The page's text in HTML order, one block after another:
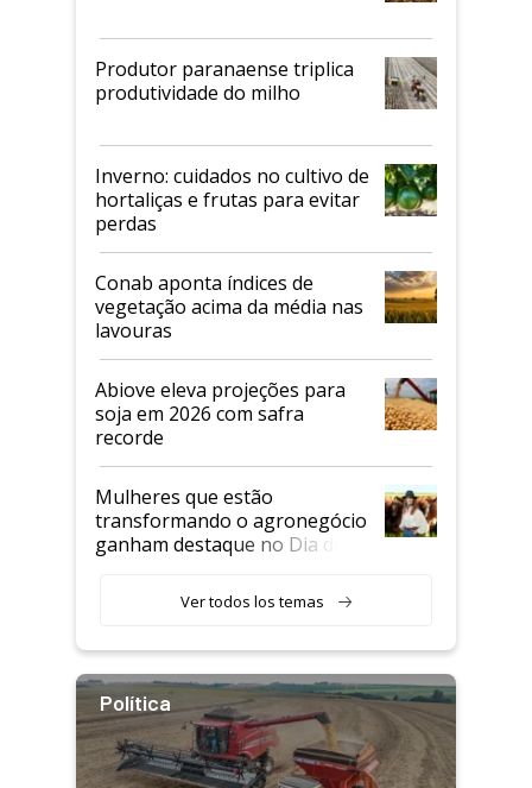
Produtor paranaense triplica
produtividade do milho
Inverno: cuidados no cultivo de
hortaliças e frutas para evitar
perdas
Conab aponta índices de
vegetação acima da média nas
lavouras
Abiove eleva projeções para
soja em 2026 com safra
recorde
Mulheres que estão
transformando o agronegócio
ganham destaque no Dia do
Ver todos los temas
Política